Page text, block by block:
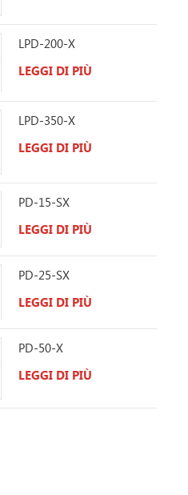
LPD-200-X
LEGGI DI PIÙ
LPD-350-X
LEGGI DI PIÙ
PD-15-SX
LEGGI DI PIÙ
PD-25-SX
LEGGI DI PIÙ
PD-50-X
LEGGI DI PIÙ